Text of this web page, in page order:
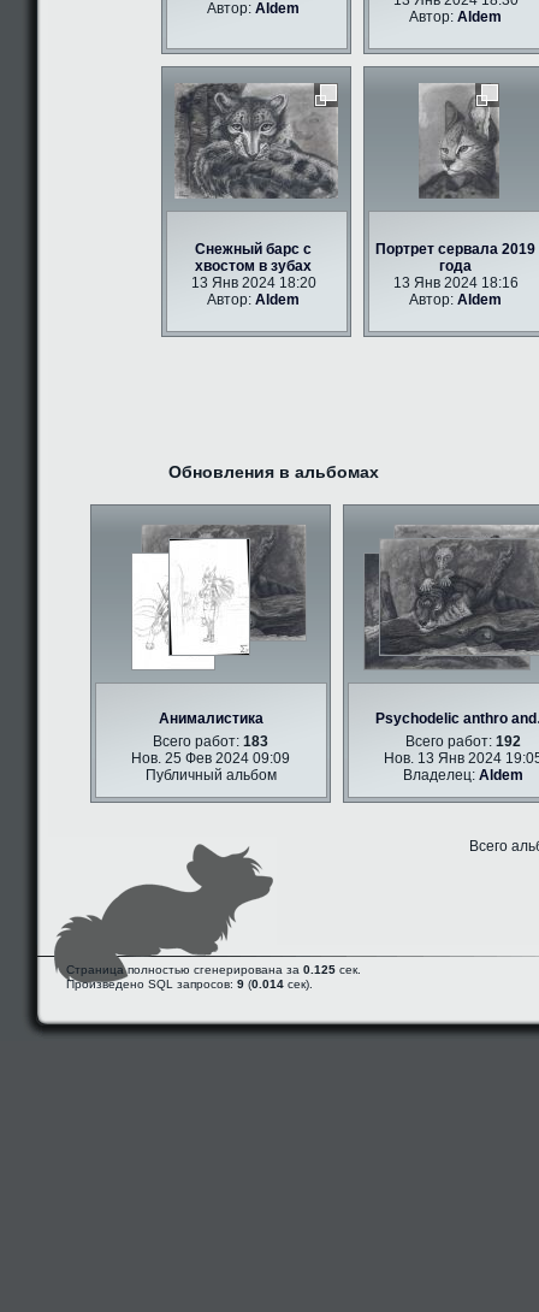
Автор:Aldem
Автор:Aldem
Снежный барс с
хвостом в зубах
13 Янв 2024 18:20
Автор:Aldem
Портрет сервала 2019
года
13 Янв 2024 18:16
Автор:Aldem
Обновления в альбомах
Анималистика
Всего работ:183
Нов. 25 Фев 2024 09:09
Публичный альбом
Psychodelic anthro
Всего работ:192
Нов. 13 Янв 2024
Владелец:Aldem
Всего
Страница полностью сгенерирована за 0.125 сек.
Произведено SQL запросов: 9 (0.014 сек).